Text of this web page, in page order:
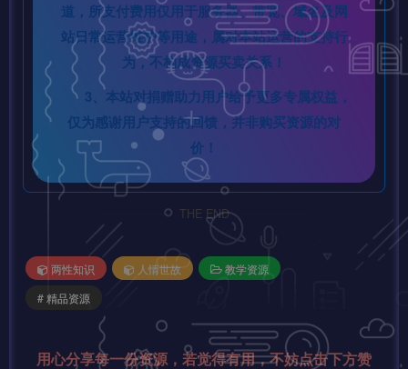
道，所支付费用仅用于服务器、带宽、域名及网
站日常运营维护等用途，属对本站运营的支持行
为，不构成资源买卖关系！
3、本站对捐赠助力用户给予更多专属权益，
仅为感谢用户支持的回馈，并非购买资源的对
价！
THE END
两性知识 人情世故
教学资源
# 精品资源
用心分享每一份资源，若觉得有用，不妨点击下方赞